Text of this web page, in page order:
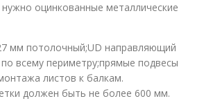
оцинкованные металлические
мм потолочный;UD направляющий
всему периметру;прямые подвесы
листов к балкам.
должен быть не более 600 мм.